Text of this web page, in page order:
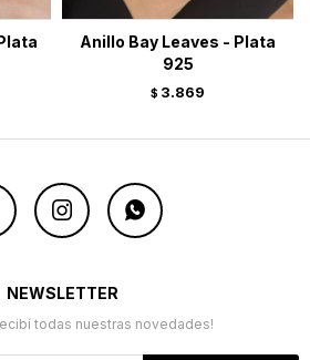
Anillo Bay Leaves - Plata
925
$ 3.869
 
NEWSLETTER
todas nuestras novedades!